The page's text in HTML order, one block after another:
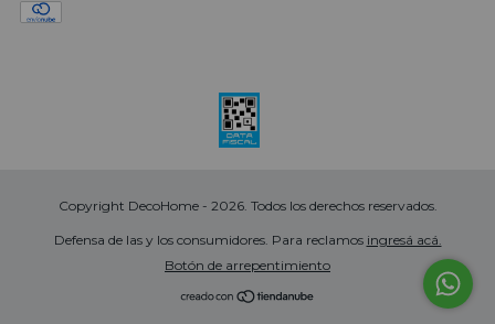
Copyright DecoHome - 2026. Todos los derechos reservados.
Defensa de las y los consumidores. Para reclamos ingresá acá.
Botón de arrepentimiento